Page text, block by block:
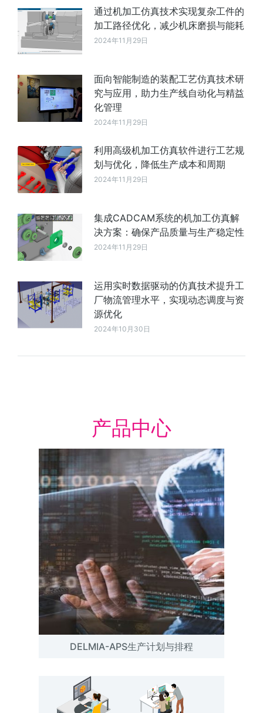
通过机加工仿真技术实现复杂工件的
加工路径优化，减少机床磨损与能耗
2024年11月29日
面向智能制造的装配工艺仿真技术研
究与应用，助力生产线自动化与精益
化管理
2024年11月29日
利用高级机加工仿真软件进行工艺规
划与优化，降低生产成本和周期
2024年11月29日
集成CADCAM系统的机加工仿真解
决方案：确保产品质量与生产稳定性
2024年11月29日
运用实时数据驱动的仿真技术提升工
厂物流管理水平，实现动态调度与资
源优化
2024年10月30日
产品中心
DELMIA-APS生产计划与排程